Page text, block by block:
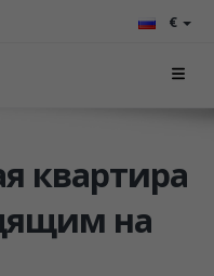
€
квартира
на